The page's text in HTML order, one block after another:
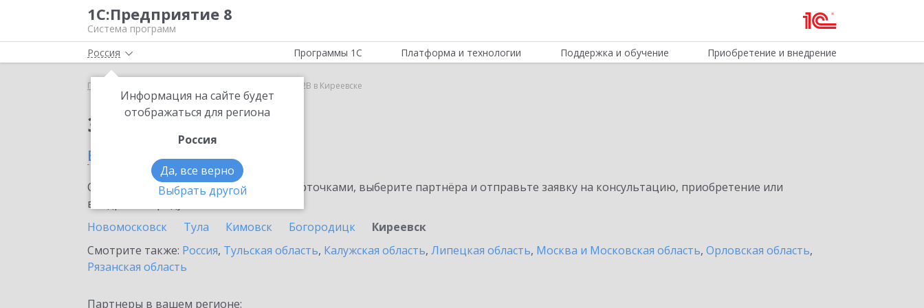
1С:Предприятие 8
Система программ
Россия
Информация на сайте будет
отображаться для региона
Россия
Да, все верно
Выбрать другой
Программы 1С Платформа и технологии Поддержка и обучение Приобретение и внедрение
Главная 1С:СБП B2B в Киреевске
Заказать 1С:СБП B2B
в Киреевске
Ознакомьтесь с информационными карточками, выберите партнёра и отправьте заявку на консультацию, приобретение или
внедрение продукта.
Новомосковск
Тула Кимовск Богородицк
Киреевск
Смотрите также: Россия, Тульская область, Калужская область, Липецкая область, Москва и Московская область, Орловская область,
Рязанская область
Партнеры в вашем регионе: